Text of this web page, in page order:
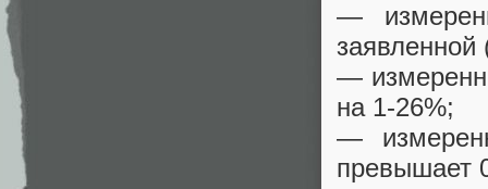
—
заявленной
—
на 1-26%;
—
превышает